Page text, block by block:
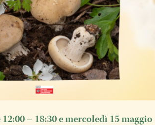
12:00 – 18:30 e mercoledì 15 maggio